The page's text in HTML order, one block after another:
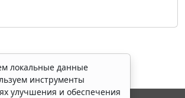
локальные данные
инструменты
улучшения и обеспечения